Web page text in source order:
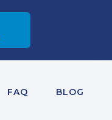
FAQ BLOG